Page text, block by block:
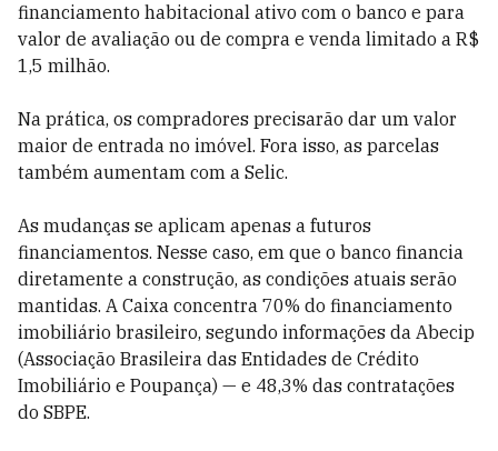
financiamento habitacional ativo com o banco e para
valor de avaliação ou de compra e venda limitado a R$
1,5 milhão.
Na prática, os compradores precisarão dar um valor
maior de entrada no imóvel. Fora isso, as parcelas
também aumentam com a Selic.
As mudanças se aplicam apenas a futuros
financiamentos. Nesse caso, em que o banco financia
diretamente a construção, as condições atuais serão
mantidas. A Caixa concentra 70% do financiamento
imobiliário brasileiro, segundo informações da Abecip
(Associação Brasileira das Entidades de Crédito
Imobiliário e Poupança) — e 48,3% das contratações
do SBPE.